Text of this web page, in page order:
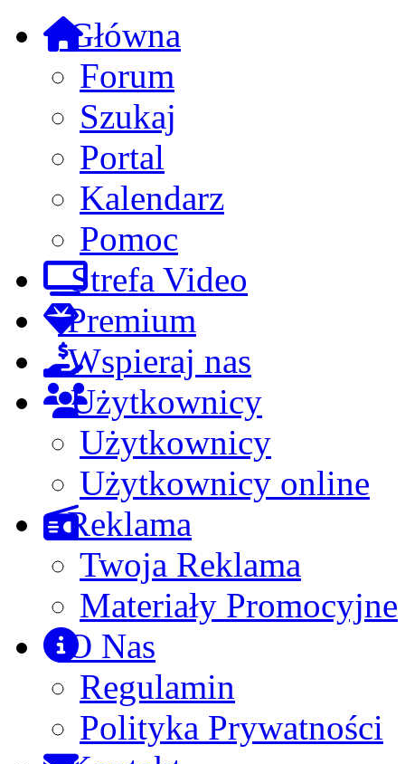
Główna
Forum
Szukaj
Portal
Kalendarz
Pomoc
Strefa Video
Premium
Wspieraj nas
Użytkownicy
Użytkownicy
Użytkownicy online
Reklama
Twoja Reklama
Materiały Promocyjne
O Nas
Regulamin
Polityka Prywatności